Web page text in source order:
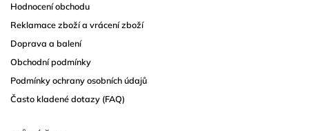
Hodnocení obchodu
Reklamace zboží a vrácení zboží
Doprava a balení
Obchodní podmínky
Podmínky ochrany osobních údajů
Často kladené dotazy (FAQ)